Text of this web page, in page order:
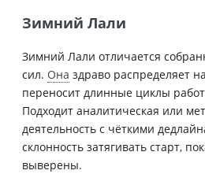
Зимний Лали
Зимний Лали отличается
сил. Она здраво распределяет
переносит длинные циклы
Подходит аналитическая или
деятельность с чёткими
склонность затягивать старт,
выверены.